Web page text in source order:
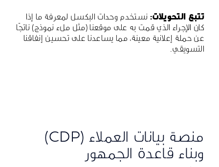
تتبع التحويلات: نستخدم وحدات البكسل لمعرفة ما إذا
كان الإجراء الذي قمت به على موقعنا (مثل ملء نموذج) ناتجًا
عن حملة إعلانية معينة، مما يساعدنا على تحسين إنفاقنا
التسويقي.
منصة بيانات العملاء (CDP)
وبناء قاعدة الجمهور